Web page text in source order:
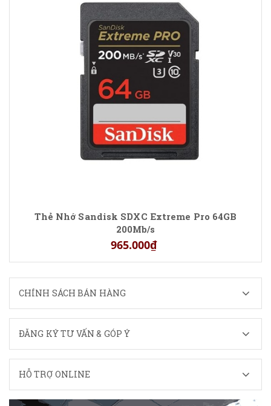
Thẻ Nhớ Sandisk SDXC Extreme Pro 64GB
200Mb/s
965.000₫
CHÍNH SÁCH BÁN HÀNG
ĐĂNG KÝ TƯ VẤN & GÓP Ý
HỖ TRỢ ONLINE